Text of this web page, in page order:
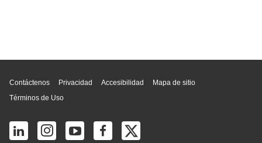
Contáctenos Privacidad Accesibilidad
Mapa de sitio
Términos de Uso